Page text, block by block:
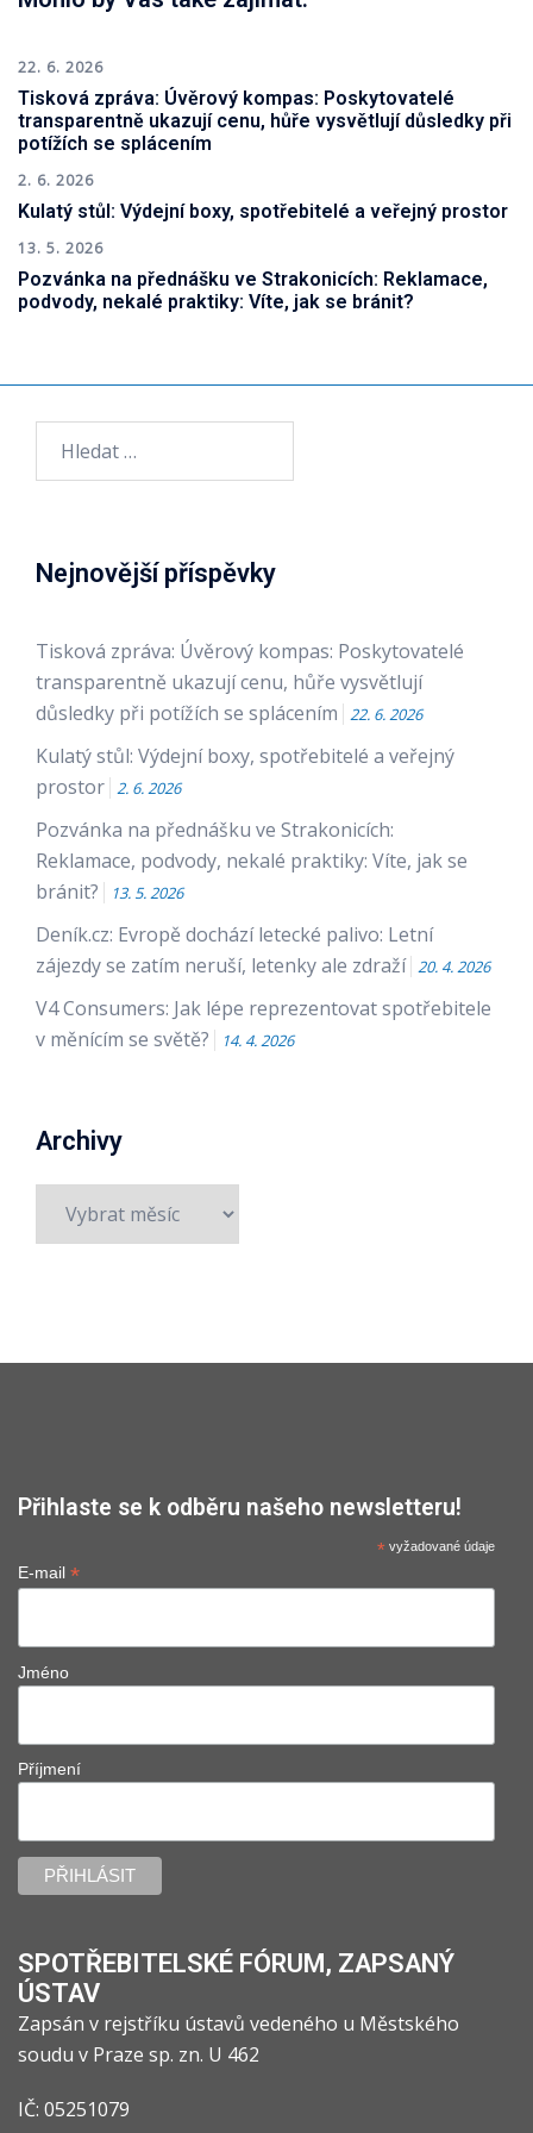
22. 6. 2026
Tisková zpráva: Úvěrový kompas: Poskytovatelé
transparentně ukazují cenu, hůře vysvětlují důsledky při
potížích se splácením
2. 6. 2026
Kulatý stůl: Výdejní boxy, spotřebitelé a veřejný prostor
13. 5. 2026
Pozvánka na přednášku ve Strakonicích: Reklamace,
podvody, nekalé praktiky: Víte, jak se bránit?
Nejnovější příspěvky
Tisková zpráva: Úvěrový kompas: Poskytovatelé
transparentně ukazují cenu, hůře vysvětlují
důsledky při potížích se splácením
22. 6. 2026
Kulatý stůl: Výdejní boxy, spotřebitelé a veřejný
prostor 2. 6. 2026
Pozvánka na přednášku ve Strakonicích:
Reklamace, podvody, nekalé praktiky: Víte, jak se
bránit?
13. 5. 2026
Deník.cz: Evropě dochází letecké palivo: Letní
zájezdy se zatím neruší, letenky ale zdraží 20. 4. 2026
V4 Consumers: Jak lépe reprezentovat spotřebitele
v měnícím se světě?
14. 4. 2026
Archivy
Přihlaste se k odběru našeho newsletteru!
* vyžadované údaje
E-mail *
Jméno
Příjmení
SPOTŘEBITELSKÉ FÓRUM, ZAPSANÝ
ÚSTAV
Zapsán v rejstříku ústavů vedeného u Městského
soudu v Praze sp. zn. U 462
IČ: 05251079